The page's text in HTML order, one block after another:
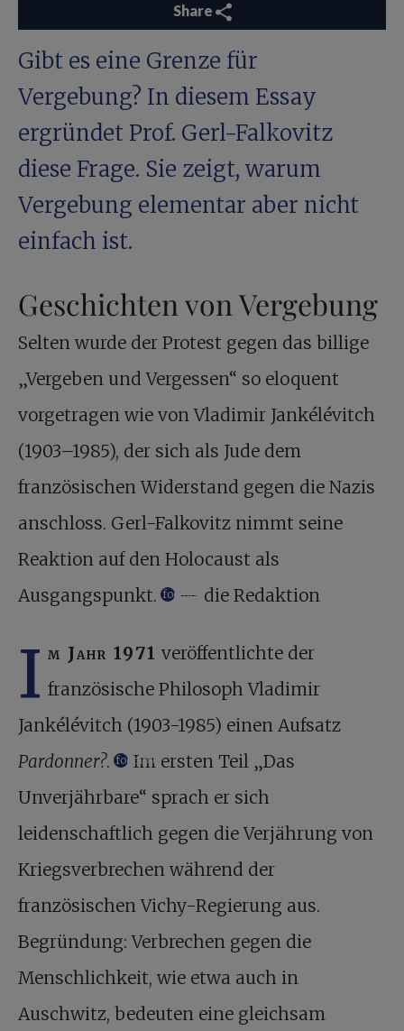
Share
Gibt es eine Grenze für
Vergebung? In diesem Essay
ergründet Prof. Gerl-Falkovitz
diese Frage. Sie zeigt, warum
Vergebung elementar aber nicht
einfach ist.
Geschichten von Vergebung
Selten wurde der Protest gegen das billige
„Vergeben und Vergessen“ so eloquent
vorgetragen wie von Vladimir Jankélévitch
(1903–1985), der sich als Jude dem
französischen Widerstand gegen die Nazis
anschloss. Gerl-Falkovitz nimmt seine
Reaktion auf den Holocaust als
Ausgangspunkt. footnote— die Redaktion
I m Jahr 1971 veröffentlichte der
französische Philosoph Vladimir
Jankélévitch (1903-1985) einen Aufsatz
Pardonner?. footnoteIm ersten Teil „Das
Unverjährbare“ sprach er sich
leidenschaftlich gegen die Verjährung von
Kriegsverbrechen während der
französischen Vichy-Regierung aus.
Begründung: Verbrechen gegen die
Menschlichkeit, wie etwa auch in
Auschwitz, bedeuten eine gleichsam